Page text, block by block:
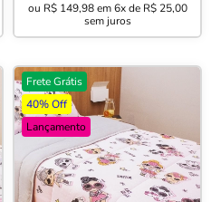
ou R$ 149,98em6x de R$ 25,00
sem juros
Frete Grátis
40% Off
Lançamento